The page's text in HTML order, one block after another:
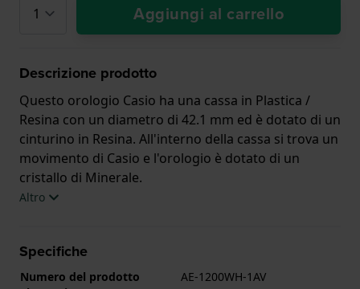
Aggiungi al carrello
Descrizione prodotto
Questo orologio Casio ha una cassa in Plastica /
Resina con un diametro di 42.1 mm ed è dotato di un
cinturino in Resina. All'interno della cassa si trova un
movimento di Casio e l'orologio è dotato di un
cristallo di Minerale.
con 2 Anni di garanzia.
Altro
Specifiche
Numero del prodotto
AE-1200WH-1AV